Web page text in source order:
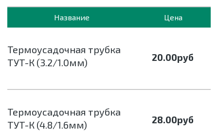
Название Цена
Термоусадочная трубка
ТУТ-К (3.2/1.0мм)
20.00руб
Термоусадочная трубка
ТУТ-К (4.8/1.6мм)
28.00руб